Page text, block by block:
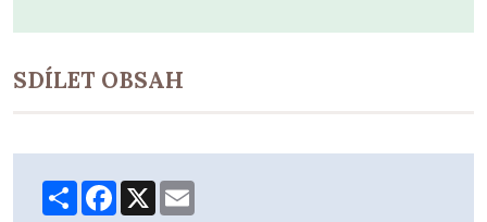
SDÍLET OBSAH
ShareFacebook
X